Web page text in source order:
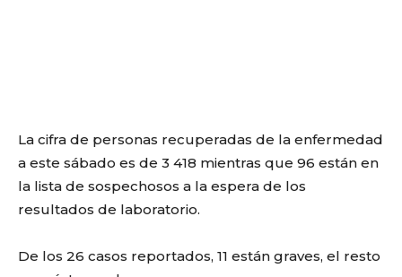
La cifra de personas recuperadas de la enfermedad
a este sábado es de 3 418 mientras que 96 están en
la lista de sospechosos a la espera de los
resultados de laboratorio.
De los 26 casos reportados, 11 están graves, el resto